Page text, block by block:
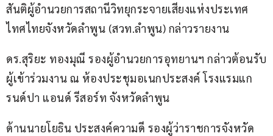
สันติผู้อำนวยการสถานีวิทยุกระจายเสียงแห่งประเทศ
ไทศไทยจังหวัดลำพูน (สวท.ลำพูน) กล่าวรายงาน
ดร.สุริยะ ทองมุณี รองผู้อำนวยการอุทยานฯ กล่าวต้อนรับ
ผู้เข้าร่วมงาน ณ ห้องประชุมอเนกประสงค์ โรงแรมแก
รนด์ปา แอนด์ รีสอร์ท จังหวัดลำพูน
ด้านนายโยธิน ประสงค์ความดี รองผู้ว่าราชการจังหวัด